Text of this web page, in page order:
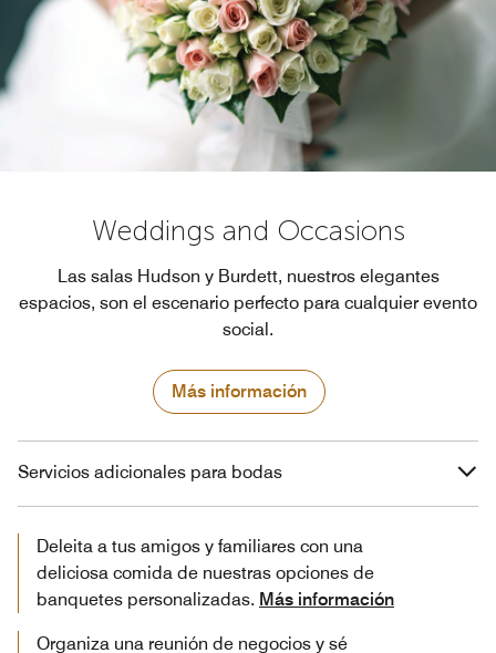
Weddings and Occasions
Las salas Hudson y Burdett, nuestros elegantes
espacios, son el escenario perfecto para cualquier evento
social.
Más información
Servicios adicionales para bodas
Deleita a tus amigos y familiares con una
deliciosa comida de nuestras opciones de
banquetes personalizadas. Más información
Organiza una reunión de negocios y sé